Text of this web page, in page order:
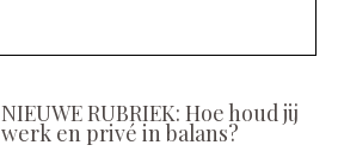
NIEUWE RUBRIEK: Hoe houd jij
werk en privé in balans?